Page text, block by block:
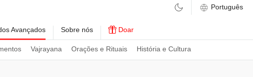
Avançados
Vajrayana Orações e Rituais História e Cultura
Sobre nós Doar